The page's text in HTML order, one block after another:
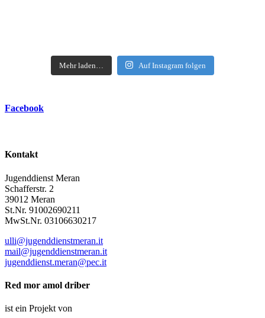
Mehr laden… Auf Instagram folgen
Facebook
Kontakt
Jugenddienst Meran
Schafferstr. 2
39012 Meran
St.Nr. 91002690211
MwSt.Nr. 03106630217
ulli@jugenddienstmeran.it
mail@jugenddienstmeran.it
jugenddienst.meran@pec.it
Red mor amol driber
ist ein Projekt von